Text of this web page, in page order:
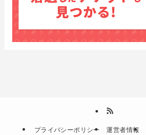
プライバシーポリシー 運営者情報